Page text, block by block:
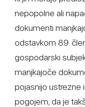
nepopolne ali
dokumenti
odstavkom 89.
gospodarski
manjkajoče
pojasnijo ustrezne
pogojem, da je